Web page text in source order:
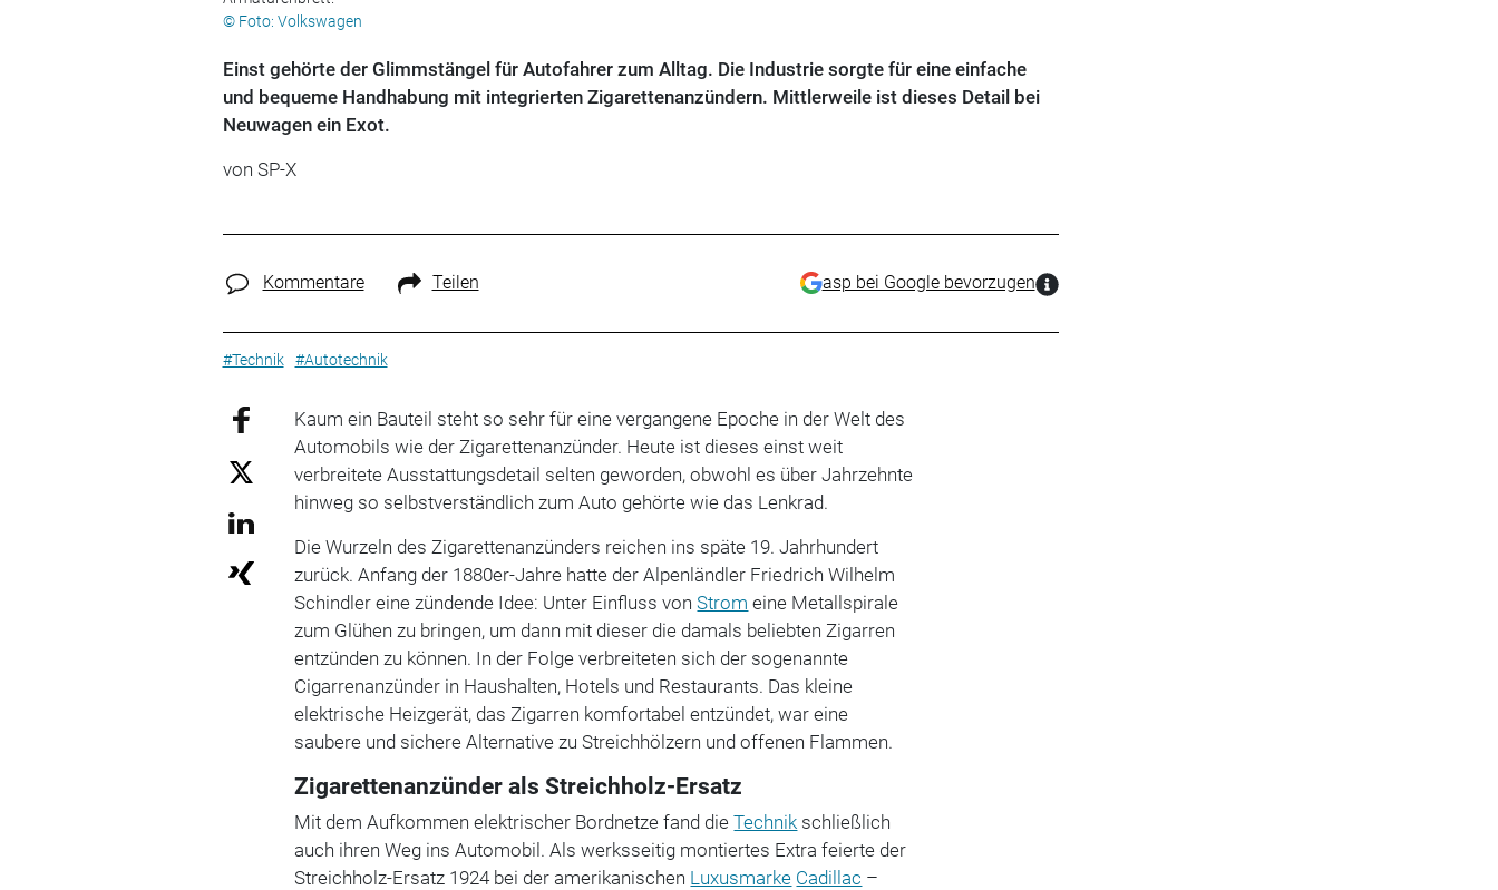
© Foto: Volkswagen
Einst gehörte der Glimmstängel für Autofahrer zum Alltag. Die Industrie sorgte für eine einfache
und bequeme Handhabung mit integrierten Zigarettenanzündern. Mittlerweile ist dieses Detail bei
Neuwagen ein Exot.
von SP-X
Kommentare Teilen asp bei Google bevorzugen
#Technik #Autotechnik
Kaum ein Bauteil steht so sehr für eine vergangene Epoche in der Welt des
Automobils wie der Zigarettenanzünder. Heute ist dieses einst weit
verbreitete Ausstattungsdetail selten geworden, obwohl es über Jahrzehnte
hinweg so selbstverständlich zum Auto gehörte wie das Lenkrad.
Die Wurzeln des Zigarettenanzünders reichen ins späte 19. Jahrhundert
zurück. Anfang der 1880er-Jahre hatte der Alpenländler Friedrich Wilhelm
Schindler eine zündende Idee: Unter Einfluss vonStrom eine Metallspirale
zum Glühen zu bringen, um dann mit dieser die damals beliebten Zigarren
entzünden zu können. In der Folge verbreiteten sich der sogenannte
Cigarrenanzünder in Haushalten, Hotels und Restaurants. Das kleine
elektrische Heizgerät, das Zigarren komfortabel entzündet, war eine
saubere und sichere Alternative zu Streichhölzern und offenen Flammen.
Zigarettenanzünder als Streichholz-Ersatz
Mit dem Aufkommen elektrischer Bordnetze fand dieTechnik schließlich
auch ihren Weg ins Automobil. Als werksseitig montiertes Extra feierte der
Streichholz-Ersatz 1924 bei der amerikanischen Luxusmarke Cadillac –